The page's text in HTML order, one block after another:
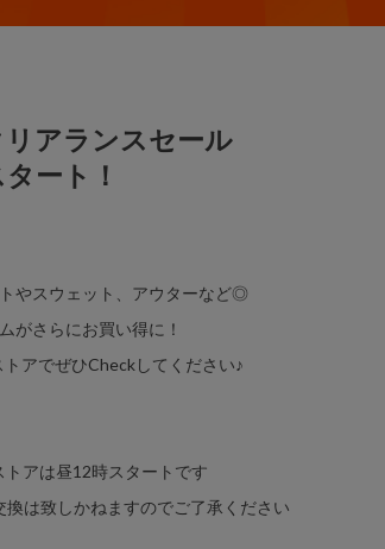
アランスセール
タート！
やスウェット、アウターなど◎
がさらにお買い得に！
アでぜひCheckしてください♪
アは昼12時スタートです
は致しかねますのでご了承ください